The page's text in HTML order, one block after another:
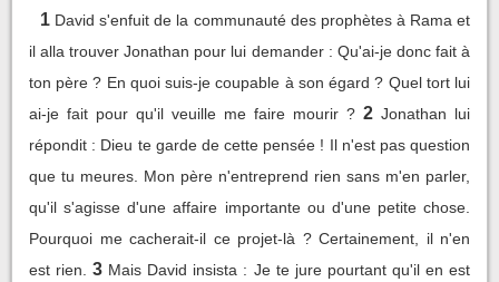
1 David s'enfuit de la communauté des prophètes à Rama et
il alla trouver Jonathan pour lui demander : Qu'ai-je donc fait à
ton père ? En quoi suis-je coupable à son égard ? Quel tort lui
ai-je fait pour qu'il veuille me faire mourir ? 2 Jonathan lui
répondit : Dieu te garde de cette pensée ! Il n'est pas question
que tu meures. Mon père n'entreprend rien sans m'en parler,
qu'il s'agisse d'une affaire importante ou d'une petite chose.
Pourquoi me cacherait-il ce projet-là ? Certainement, il n'en
est rien.
3 Mais David insista : Je te jure pourtant qu'il en est